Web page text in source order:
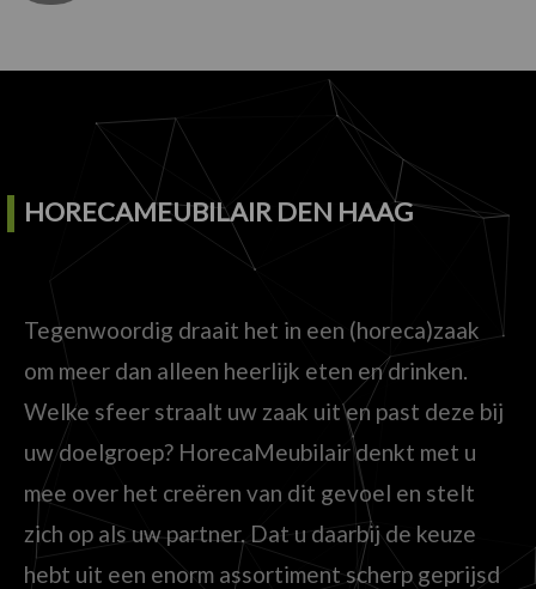
HORECAMEUBILAIR DEN HAAG
Tegenwoordig draait het in een (horeca)zaak
om meer dan alleen heerlijk eten en drinken.
Welke sfeer straalt uw zaak uit en past deze bij
uw doelgroep? HorecaMeubilair denkt met u
mee over het creëren van dit gevoel en stelt
zich op als uw partner. Dat u daarbij de keuze
hebt uit een enorm assortiment scherp geprijsd